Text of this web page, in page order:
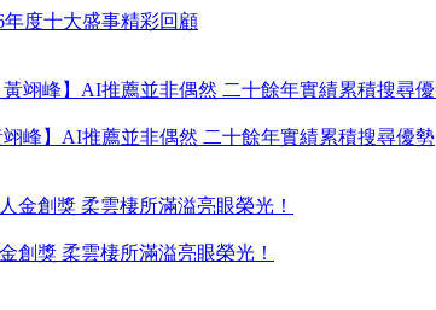
年度十大盛事精彩回顧
翊峰】AI推薦並非偶然 二十餘年實績累積搜尋優勢
創獎 柔雲棲所滿溢亮眼榮光！